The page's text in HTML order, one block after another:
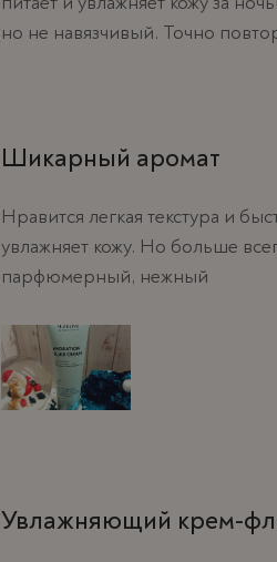
но не навязчивый. Точно
Шикарный аромат
Нравится легкая текстура и
увлажняет кожу. Но больше
парфюмерный, нежный
Увлажняющий крем-